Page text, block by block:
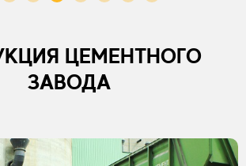
ЦЕМЕНТНОГО
ЗАВОДА